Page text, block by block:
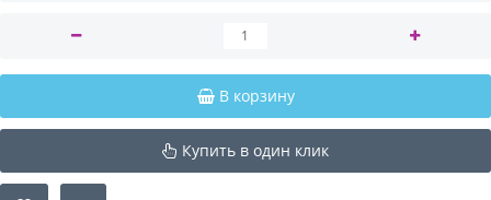
В корзину
Купить в один клик